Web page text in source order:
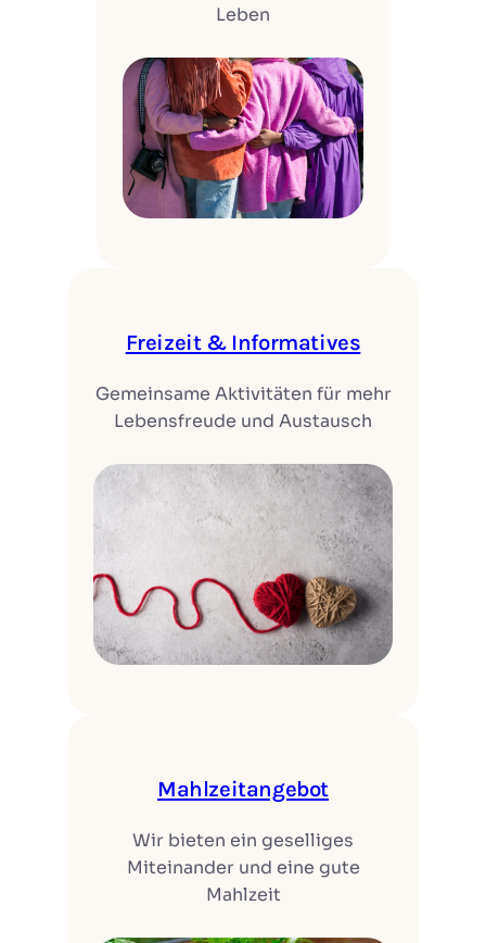
Leben
Freizeit & Informatives
Gemeinsame Aktivitäten für mehr
Lebensfreude und Austausch
Mahlzeitangebot
Wir bieten ein geselliges
Miteinander und eine gute
Mahlzeit